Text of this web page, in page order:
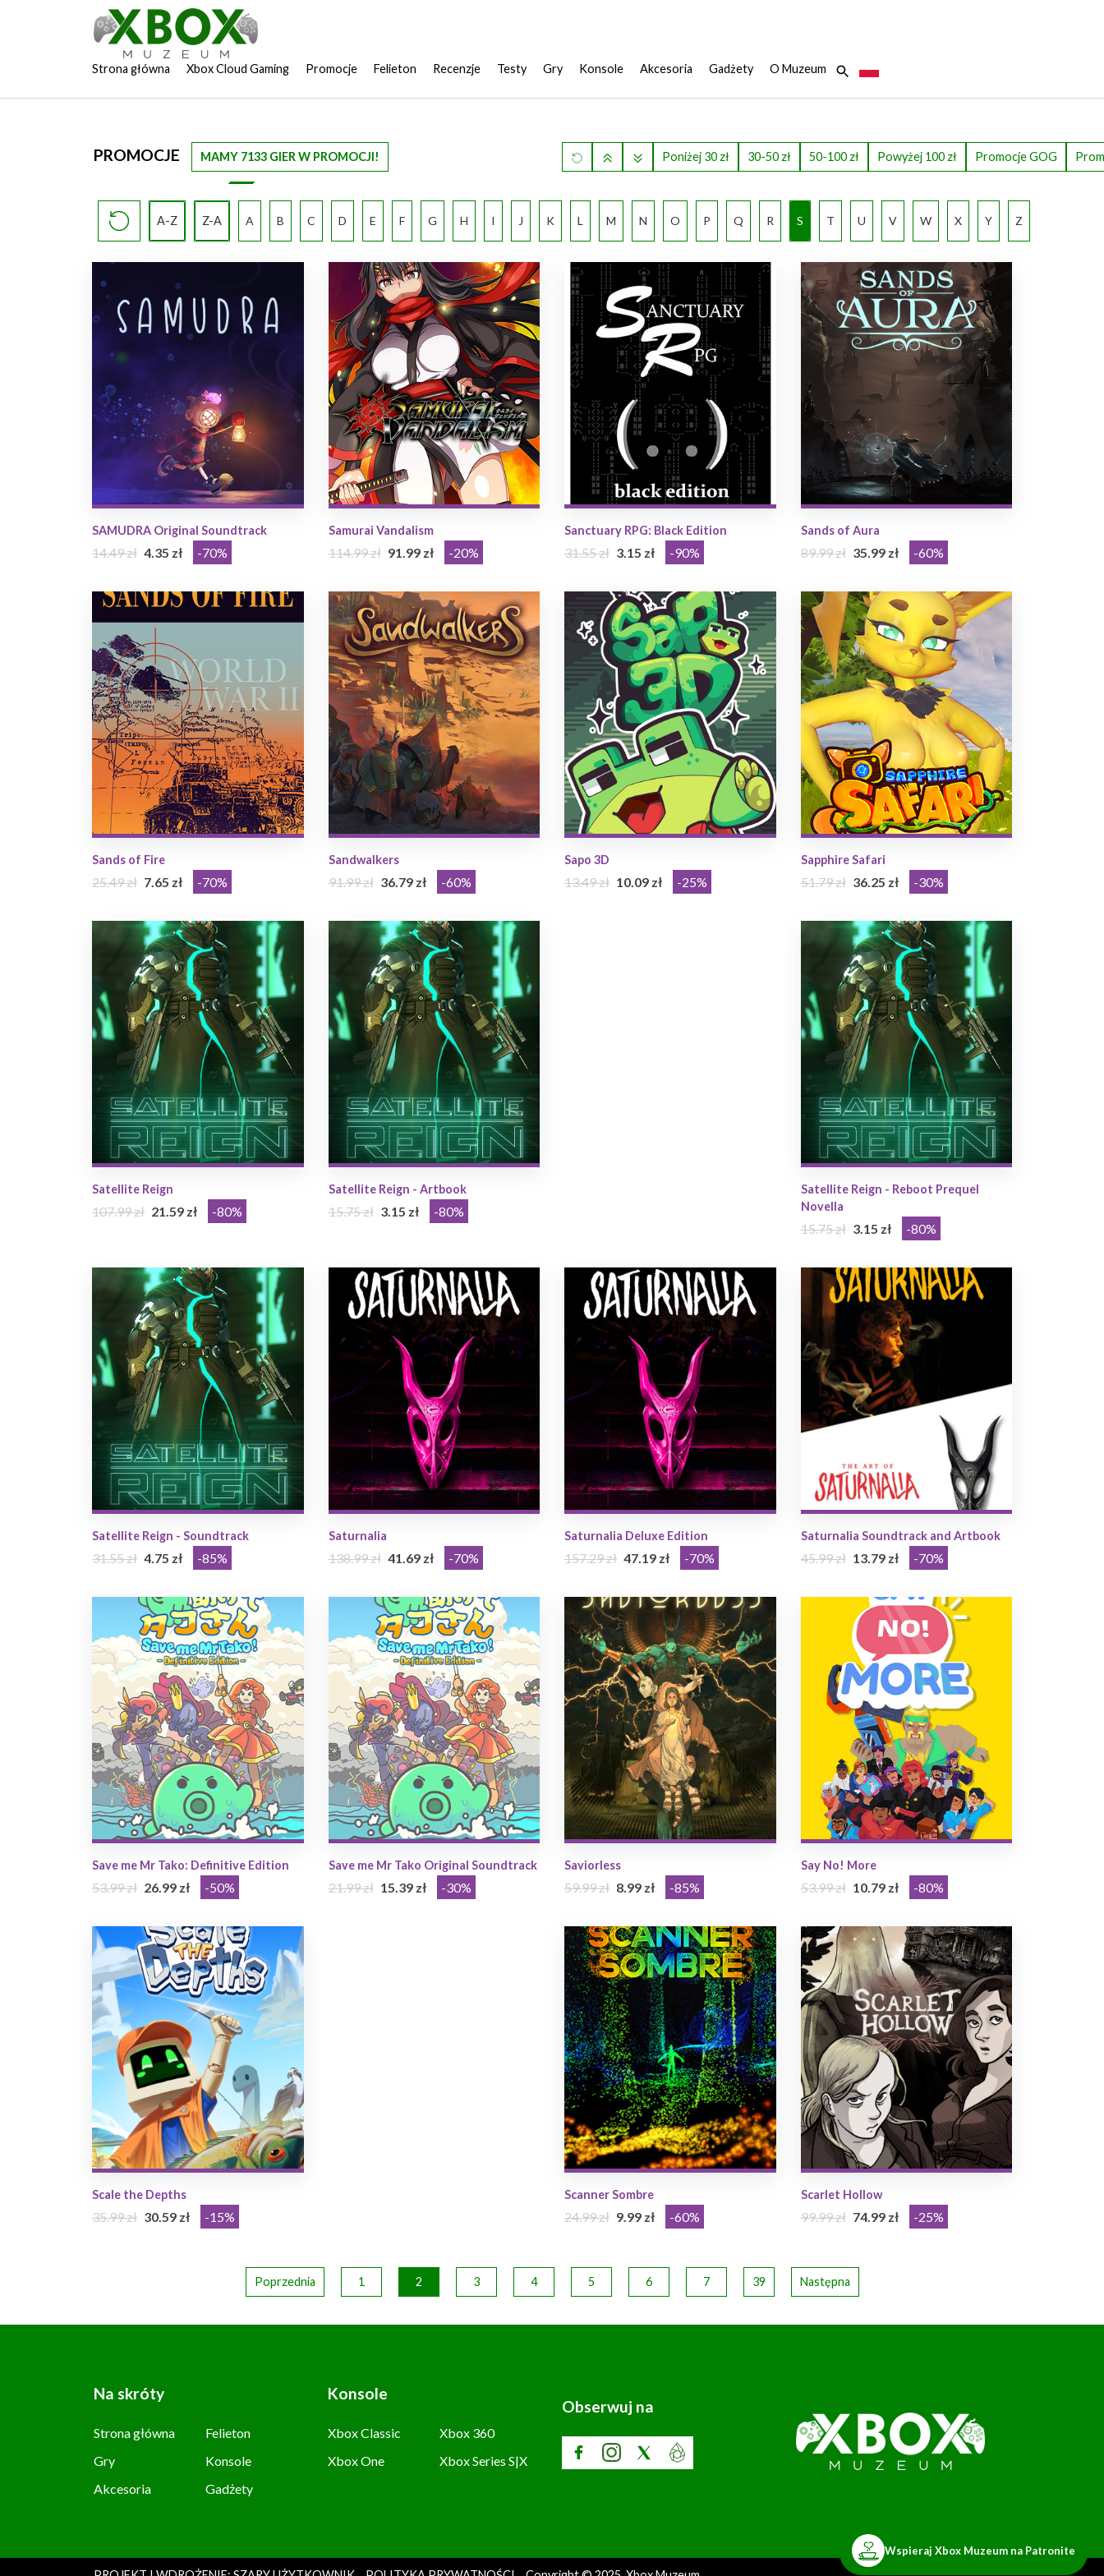
Strona główna Xbox Cloud Gaming Promocje Felieton Recenzje Testy Gry Konsole Akcesoria Gadżety O Muzeum
PROMOCJE MAMY 7133 GIER W PROMOCJI! Poniżej 30 zł 30-50 zł 50-100 zł Powyżej 100 zł Promocje GOG
A-Z Z-A A B C D E F G H I J K L M N O P Q R S T U V W X Y Z
SAMUDRA Original Soundtrack
14.49 zł 4.35 zł -70%
Samurai Vandalism
114.99 zł 91.99 zł -20%
Sanctuary RPG: Black Edition
31.55 zł 3.15 zł -90%
Sands of Aura
89.99 zł 35.99 zł -60%
Sands of Fire
25.49 zł 7.65 zł -70%
Sandwalkers
91.99 zł 36.79 zł -60%
Sapo 3D
13.49 zł 10.09 zł -25%
Sapphire Safari
51.79 zł 36.25 zł -30%
Satellite Reign
107.99 zł 21.59 zł -80%
Satellite Reign - Artbook
15.75 zł 3.15 zł -80%
Satellite Reign - Reboot Prequel
Novella
15.75 zł 3.15 zł -80%
Satellite Reign - Soundtrack
31.55 zł 4.75 zł -85%
Saturnalia
138.99 zł 41.69 zł -70%
Saturnalia Deluxe Edition
157.29 zł 47.19 zł -70%
Saturnalia Soundtrack and Artbook
45.99 zł 13.79 zł -70%
Save me Mr Tako: Definitive Edition
53.99 zł 26.99 zł -50%
Save me Mr Tako Original Soundtrack
21.99 zł 15.39 zł -30%
Saviorless
59.99 zł 8.99 zł -85%
Say No! More
53.99 zł 10.79 zł -80%
Scale the Depths
35.99 zł 30.59 zł -15%
Scanner Sombre
24.99 zł 9.99 zł -60%
Scarlet Hollow
99.99 zł 74.99 zł -25%
Poprzednia 1 2 3 4 5 6 7 39 Następna
Na skróty
Strona główna
Felieton
Gry
Konsole
Akcesoria
Gadżety
Konsole
Xbox Classic
Xbox 360
Xbox One
Xbox Series S|X
Obserwuj na
Wspieraj Xbox Muzeum na Patronite